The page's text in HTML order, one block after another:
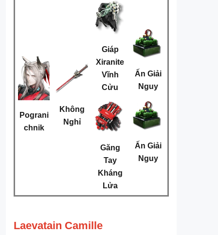
Pograni
chnik
Không
Nghỉ
Giáp
Xiranite
Vĩnh
Cửu
Găng
Tay
Kháng
Lửa
Ấn Giải
Nguy
Ấn Giải
Nguy
Laevatain Camille